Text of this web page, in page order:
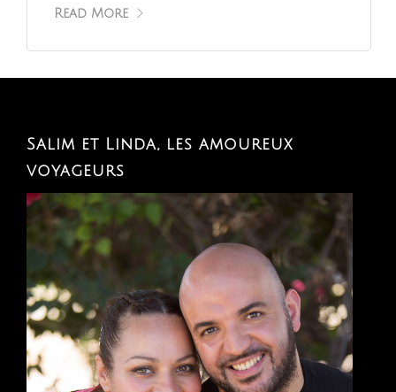
Read More
Salim et Linda, les amoureux
voyageurs